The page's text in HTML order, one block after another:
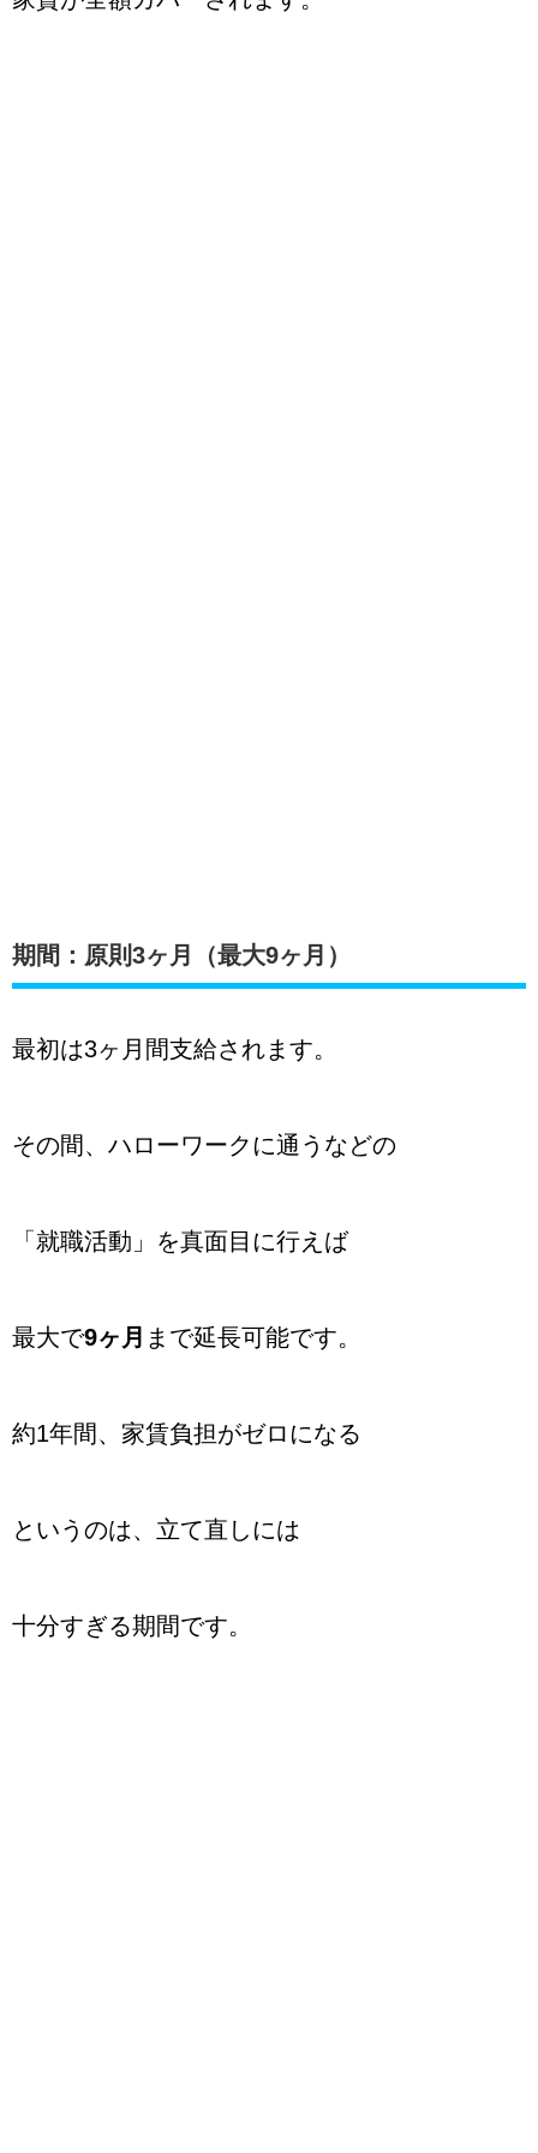
期間：原則3ヶ月（最大9ヶ月）
最初は3ヶ月間支給されます。
その間、ハローワークに通うなどの
「就職活動」を真面目に行えば
最大で9ヶ月 まで延長可能です。
約1年間、家賃負担がゼロになる
というのは、立て直しには
十分すぎる期間です。